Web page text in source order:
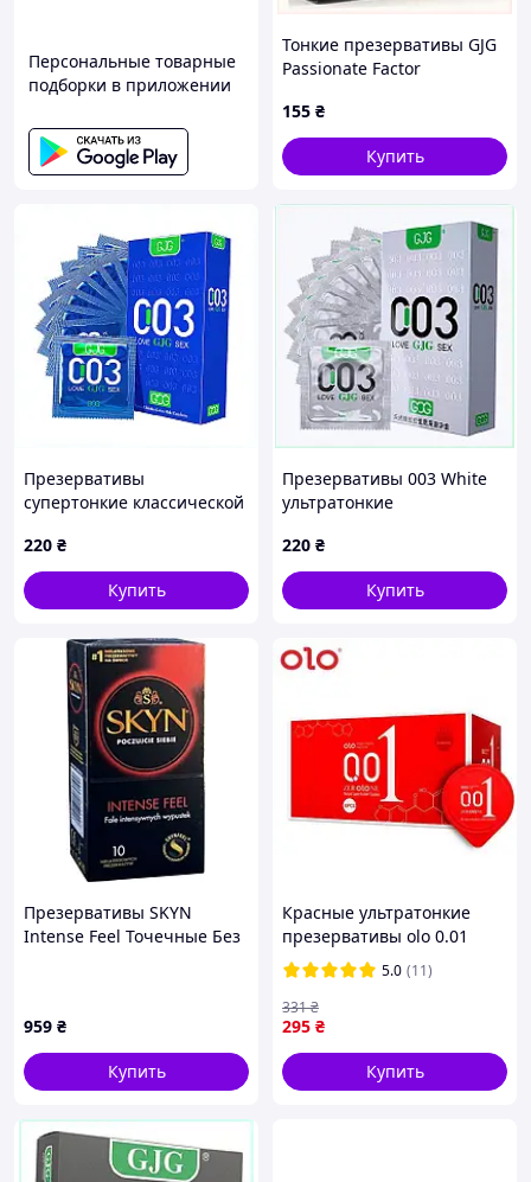
Персональные товарные
подборки в приложении
Тонкие презервативы GJG
Passionate Factor
9029615MKB
155 ₴
Купить
Презервативы
супертонкие классической
902952HP6
220 ₴
Купить
Презервативы 003 White
ультратонкие
9MCE029530
220 ₴
Купить
Презервативы SKYN
Intense Feel Точечные Без
959 ₴
Купить
Красные ультратонкие
презервативы olo 0.01
ультрамягкие мужские
презервативы 10 шт
5.0 (11)
295 ₴
331₴
Купить